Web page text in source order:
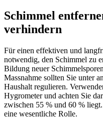
Schimmel
verhindern
Für einen effektiven und
notwendig, den Schimmel zu
Bildung neuer
Massnahme sollten Sie unter
Haushalt regulieren.
Hygrometer und achten Sie
zwischen 55 % und 60 %
eine wesentliche Rolle.